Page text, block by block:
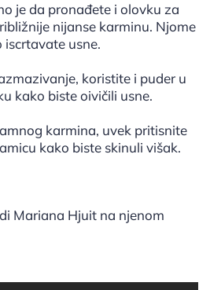
je da pronađete i olovku za
nijanse karminu. Njome
usne.
koristite i puder u
kako biste oivičili usne.
karmina, uvek pritisnite
kako biste skinuli višak.
Mariana Hjuit na njenom